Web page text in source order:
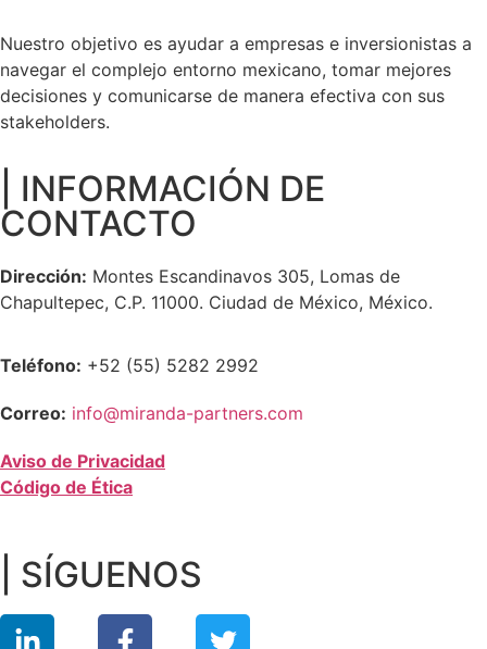
Nuestro objetivo es ayudar a empresas e inversionistas a
navegar el complejo entorno mexicano, tomar mejores
decisiones y comunicarse de manera efectiva con sus
stakeholders.
| INFORMACIÓN DE
CONTACTO
Dirección: Montes Escandinavos 305, Lomas de
Chapultepec, C.P. 11000. Ciudad de México, México.
Teléfono: +52 (55) 5282 2992
Correo: info@miranda-partners.com
Aviso de Privacidad
Código de Ética
| SÍGUENOS